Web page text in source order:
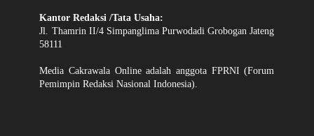
Kantor Redaksi /Tata Usaha:
Jl. Thamrin II/4 Simpanglima Purwodadi Grobogan Jateng
58111
Media Cakrawala Online adalah anggota FPRNI (Forum
Pemimpin Redaksi Nasional Indonesia).